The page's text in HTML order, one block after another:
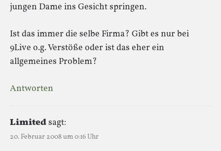
jungen Dame ins Gesicht springen.
Ist das immer die selbe Firma? Gibt es nur bei
9Live o.g. Verstöße oder ist das eher ein
allgemeines Problem?
Antworten
Limitedsagt:
20. Februar 2008 um 0:16 Uhr